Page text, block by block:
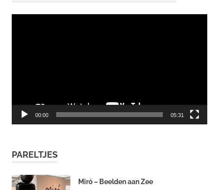
00:00 05:31
PARELTJES
Miró – Beelden aan Zee